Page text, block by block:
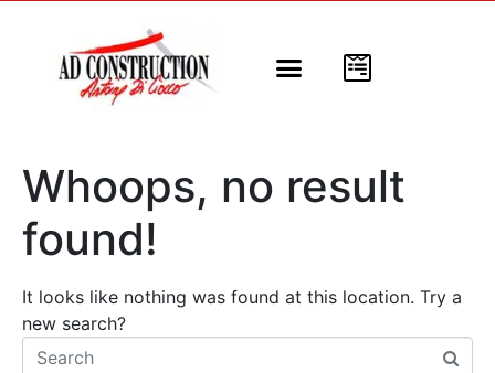
Whoops, no result
found!
It looks like nothing was found at this location. Try a
new search?